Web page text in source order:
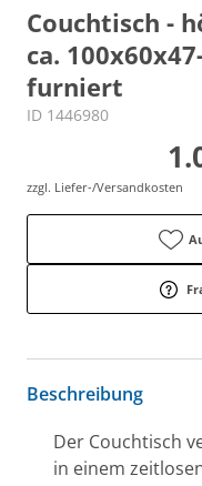
Couchtisch -
ca.
furniert
ID 1446980
zzgl. Liefer-/Versandkosten
Beschreibung
Der Couchtisch
in einem